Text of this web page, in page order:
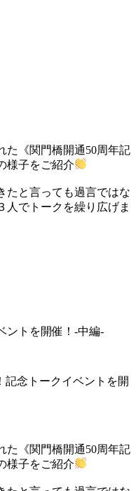
た《関門橋開通50周年記
様子をご紹介
たと言っても過言ではな
人でトークを繰り広げま
ントを開催！-中編-
記念トークイベントを開
た《関門橋開通50周年記
様子をご紹介